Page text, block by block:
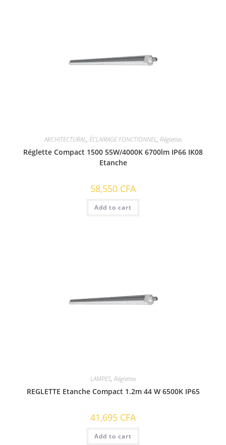
ARCHITECTURAL, ÉCLAIRAGE FONCTIONNEL, Réglettes
Réglette Compact 1500 55W/4000K 6700lm IP66 IK08
Etanche
58,550 CFA
Add to cart
LAMPES, Réglettes
REGLETTE Etanche Compact 1.2m 44 W 6500K IP65
41,695 CFA
Add to cart